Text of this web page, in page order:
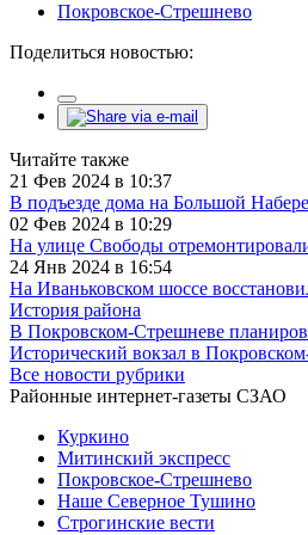
Покровское-Стрешнево
Поделиться новостью:
Читайте также
21 Фев 2024 в 10:37
В подъезде дома на Большой
02 Фев 2024 в 10:29
На улице Свободы
24 Янв 2024 в 16:54
На Иваньковском шоссе
История района
В Покровском-Стрешневе
Исторический вокзал в
Все новости рубрики
Районные интернет-газеты СЗАО
Куркино
Митинский экспресс
Покровское-Стрешнево
Наше Северное Тушино
Строгинские вести